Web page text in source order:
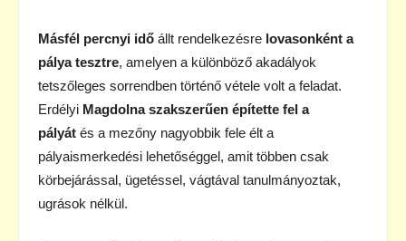
Másfél percnyi idő állt rendelkezésre lovasonként a
pálya tesztre, amelyen a különböző akadályok
tetszőleges sorrendben történő vétele volt a feladat.
Erdélyi Magdolna szakszerűen építette fel a
pályát és a mezőny nagyobbik fele élt a
pályaismerkedési lehetőséggel, amit többen csak
körbejárással, ügetéssel, vágtával tanulmányoztak,
ugrások nélkül.